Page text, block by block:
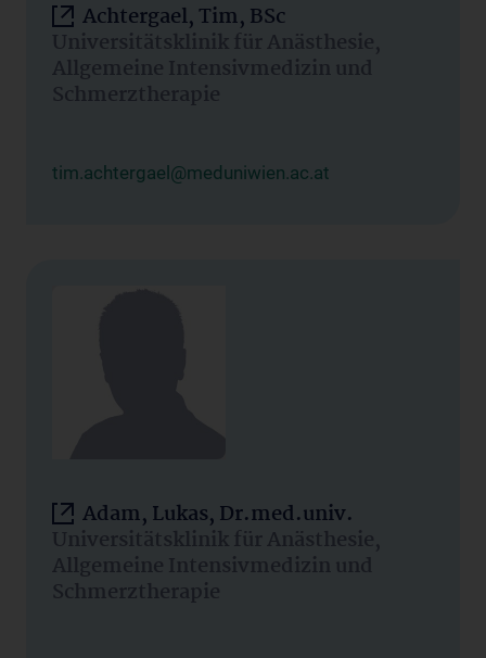
Achtergael, Tim, BSc
Universitätsklinik für Anästhesie,
Allgemeine Intensivmedizin und
Schmerztherapie
tim.achtergael@meduniwien.ac.at
Adam, Lukas, Dr.med.univ.
Universitätsklinik für Anästhesie,
Allgemeine Intensivmedizin und
Schmerztherapie